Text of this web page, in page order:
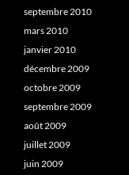
septembre 2010
mars 2010
janvier 2010
décembre 2009
octobre 2009
septembre 2009
août 2009
juillet 2009
juin 2009